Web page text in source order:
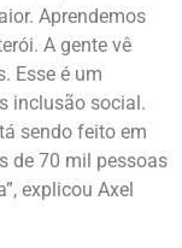
Aprendemos
A gente vê
Esse é um
inclusão social.
sendo feito em
de 70 mil pessoas
explicou Axel